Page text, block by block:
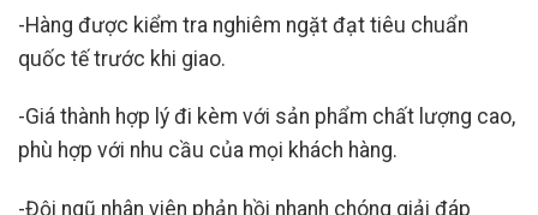
-Hàng được kiểm tra nghiêm ngặt đạt tiêu chuẩn
quốc tế trước khi giao.
-Giá thành hợp lý đi kèm với sản phẩm chất lượng cao,
phù hợp với nhu cầu của mọi khách hàng.
-Đội ngũ nhân viên phản hồi nhanh chóng giải đáp